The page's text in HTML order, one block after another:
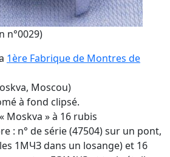
n°0029)
1ère Fabrique de Montres de
Moscou)
à fond clipsé.
« Moskva » à 16 rubis
: n° de série (47504) sur un pont,
1MЧЗ dans un losange) et 16